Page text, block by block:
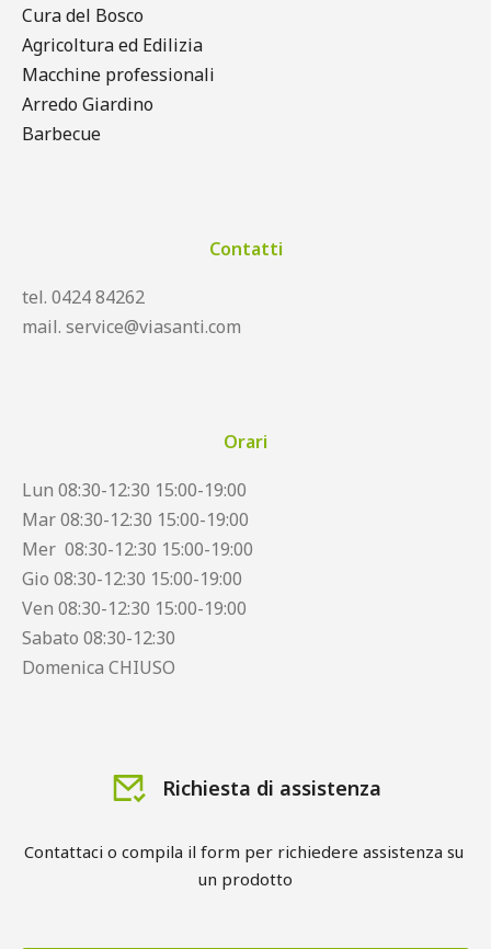
Cura del Bosco
Agricoltura ed Edilizia
Macchine professionali
Arredo Giardino
Barbecue
Contatti
tel. 0424 84262
mail. service@viasanti.com
Orari
Lun 08:30-12:30 15:00-19:00
Mar 08:30-12:30 15:00-19:00
Mer 08:30-12:30 15:00-19:00
Gio 08:30-12:30 15:00-19:00
Ven 08:30-12:30 15:00-19:00
Sabato 08:30-12:30
Domenica CHIUSO
Richiesta di assistenza
Contattaci o compila il form per richiedere assistenza su
un prodotto